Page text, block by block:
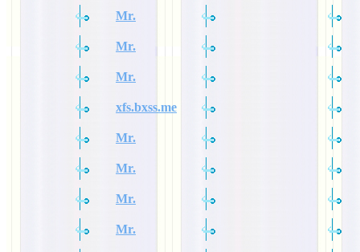
Mr.
Mr.
Mr.
xfs.bxss.me
Mr.
Mr.
Mr.
Mr.